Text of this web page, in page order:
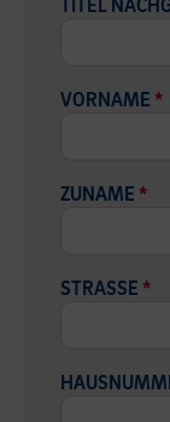
TITEL
VORNAME *
ZUNAME *
STRASSE *